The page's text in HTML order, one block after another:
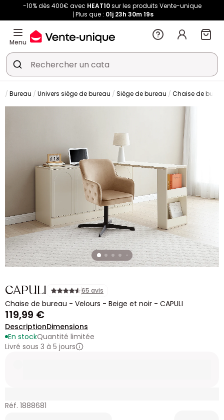
-10% dès 400€ avec HEAT10sur les produits Vente-unique
Plus que : 01j 23h 30m 18s
Menu
Bureau Univers siège de bureau Siège de bureau Chaise de
CAPULI 65 avis
Chaise de bureau - Velours - Beige et noir - CAPULI
119,99 €
DescriptionDimensions
En stockQuantité limitée
Livré sous 3 à 5 jours
Réf. 1888681